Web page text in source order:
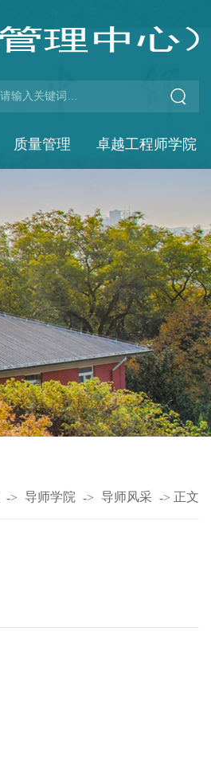
质量管理 卓越工程师学院
-> 导师学院 -> 导师风采 -> 正文